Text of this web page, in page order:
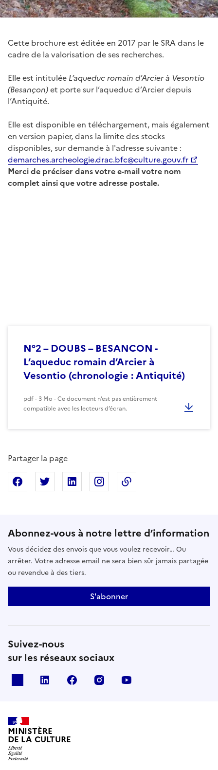
Cette brochure est éditée en 2017 par le SRA dans le
cadre de la valorisation de ses recherches.
Elle est intitulée L’aqueduc romain d’Arcier à Vesontio
(Besançon)et porte sur l’aqueduc d’Arcier depuis
l’Antiquité.
Elle est disponible en téléchargement, mais également
en version papier, dans la limite des stocks
disponibles, sur demande à l'adresse suivante :
demarches.archeologie.drac.bfc@culture.gouv.fr
Merci de préciser dans votre e-mail votre nom
complet ainsi que votre adresse postale.
N°2 – DOUBS – BESANCON -
L’aqueduc romain d’Arcier à
Vesontio (chronologie : Antiquité)
pdf - 3 Mo - Ce document n’est pas entièrement
compatible avec les lecteurs d’écran.
Partager la page
Partager sur Facebook
Partager sur XPartager sur Linkedin
Partager sur Instagram
Abonnez-vous à notre lettre d’information
Vous décidez des envois que vous voulez recevoir… Ou
arrêter. Votre adresse email ne sera bien sûr jamais partagée
ou revendue à des tiers.
S'abonner
Suivez-nous
sur les réseaux sociaux
linkedin facebook instagram
MINISTÈRE
DE LA CULTURE